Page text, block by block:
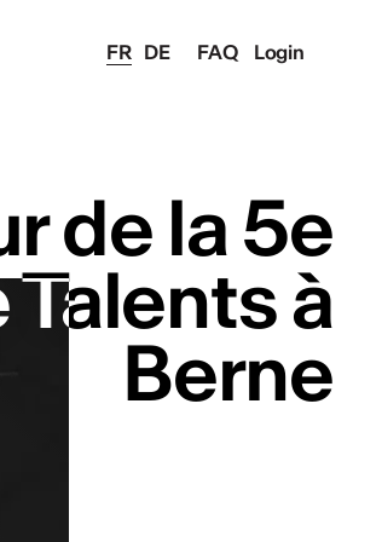
FAQ Login
FR DE
de la 5e
à
Berne
de la 5e
à
Berne